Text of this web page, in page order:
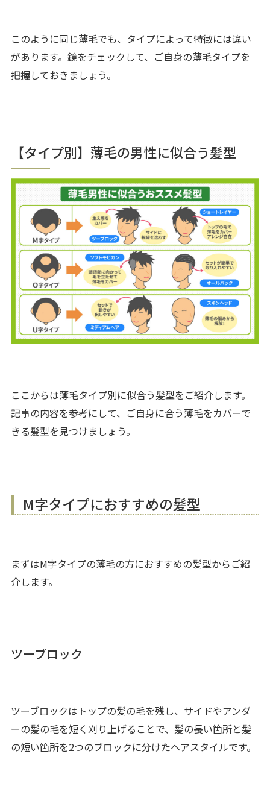
このように同じ薄毛でも、タイプによって特徴には違い
があります。鏡をチェックして、ご自身の薄毛タイプを
把握しておきましょう。
【タイプ別】薄毛の男性に似合う髪型
ここからは薄毛タイプ別に似合う髪型をご紹介します。
記事の内容を参考にして、ご自身に合う薄毛をカバーで
きる髪型を見つけましょう。
M字タイプにおすすめの髪型
まずはM字タイプの薄毛の方におすすめの髪型からご紹
介します。
ツーブロック
ツーブロックはトップの髪の毛を残し、サイドやアンダ
ーの髪の毛を短く刈り上げることで、髪の長い箇所と髪
の短い箇所を2つのブロックに分けたヘアスタイルです。